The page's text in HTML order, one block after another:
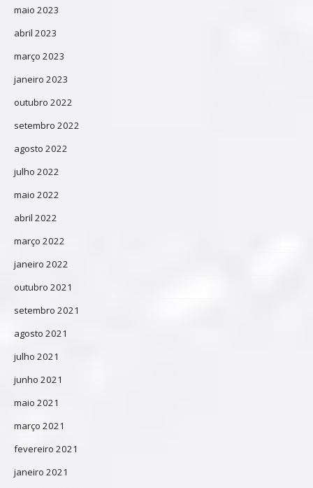
maio 2023
abril 2023
março 2023
janeiro 2023
outubro 2022
setembro 2022
agosto 2022
julho 2022
maio 2022
abril 2022
março 2022
janeiro 2022
outubro 2021
setembro 2021
agosto 2021
julho 2021
junho 2021
maio 2021
março 2021
fevereiro 2021
janeiro 2021